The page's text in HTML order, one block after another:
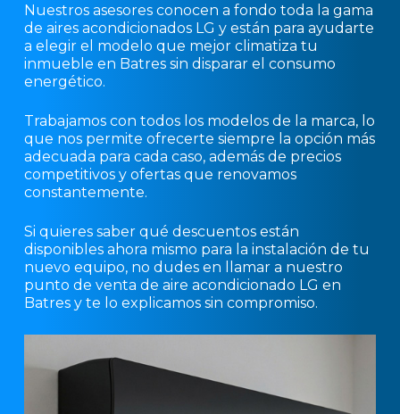
Nuestros asesores conocen a fondo toda la gama
de aires acondicionados LG y están para ayudarte
a elegir el modelo que mejor climatiza tu
inmueble en Batres sin disparar el consumo
energético.
Trabajamos con todos los modelos de la marca, lo
que nos permite ofrecerte siempre la opción más
adecuada para cada caso, además de precios
competitivos y ofertas que renovamos
constantemente.
Si quieres saber qué descuentos están
disponibles ahora mismo para la instalación de tu
nuevo equipo, no dudes en llamar a nuestro
punto de venta de aire acondicionado LG en
Batres y te lo explicamos sin compromiso.